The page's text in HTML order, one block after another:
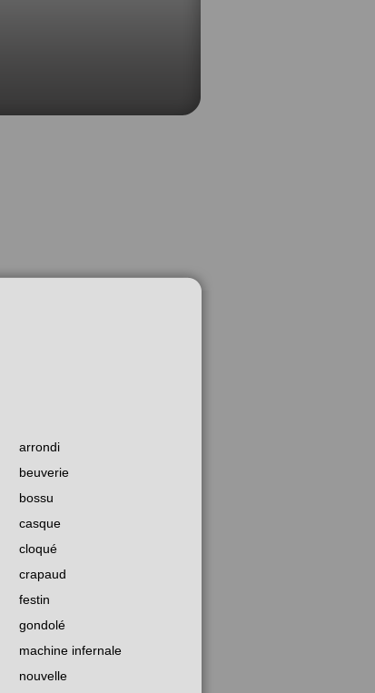
arrondi
beuverie
bossu
casque
cloqué
crapaud
festin
gondolé
machine infernale
nouvelle